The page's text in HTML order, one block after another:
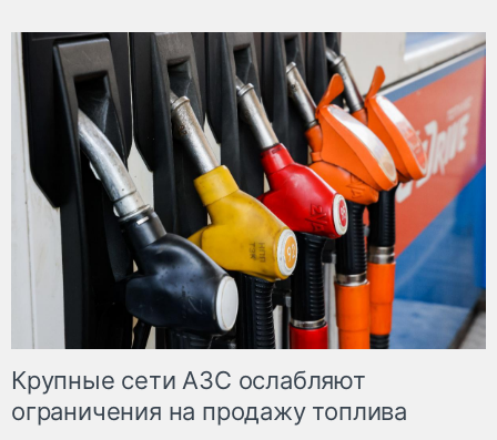
Крупные сети АЗС ослабляют
ограничения на продажу топлива